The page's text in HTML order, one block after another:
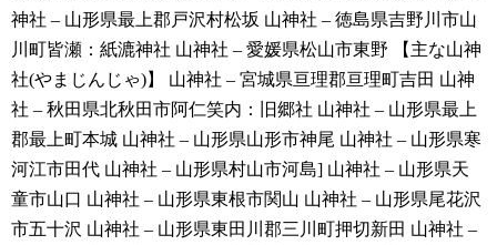
神社 – 山形県最上郡戸沢村松坂 山神社 – 徳島県吉野川市山
川町皆瀬：紙漉神社 山神社 – 愛媛県松山市東野 【主な山神
社(やまじんじゃ)】
山神社 – 宮城県亘理郡亘理町吉田 山神
社 – 秋田県北秋田市阿仁笑内：旧郷社 山神社 – 山形県最上
郡最上町本城 山神社 – 山形県山形市神尾 山神社 – 山形県寒
河江市田代 山神社 – 山形県村山市河島] 山神社 – 山形県天
童市山口 山神社 – 山形県東根市関山 山神社 – 山形県尾花沢
市五十沢 山神社 – 山形県東田川郡三川町押切新田 山神社 –